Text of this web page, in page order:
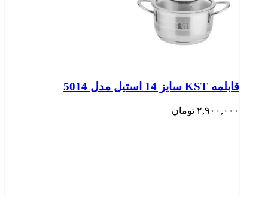
قابلمه KST سایز 14 استیل مدل 5014
۲,۹۰۰,۰۰۰ تومان